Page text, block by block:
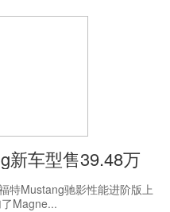
新车型售39.48万
特Mustang驰影性能进阶版上
Magne...